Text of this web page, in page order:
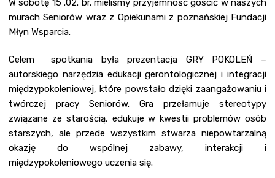
W sobotę 15 .02. br. mieliśmy przyjemność gościć w naszych
murach Seniorów wraz z Opiekunami z poznańskiej Fundacji
Młyn Wsparcia.
Celem spotkania była prezentacja GRY POKOLEŃ –
autorskiego narzędzia edukacji gerontologicznej i integracji
międzypokoleniowej, które powstało dzięki zaangażowaniu i
twórczej pracy Seniorów. Gra przełamuje stereotypy
związane ze starością, edukuje w kwestii problemów osób
starszych, ale przede wszystkim stwarza niepowtarzalną
okazję do wspólnej zabawy, interakcji i
międzypokoleniowego uczenia się.